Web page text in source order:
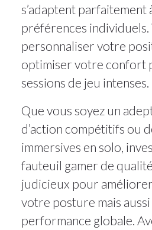
s’adaptent parfaitement
préférences individuels.
personnaliser votre
optimiser votre confort
sessions de jeu intenses.
Que vous soyez un
d’action compétitifs ou
immersives en solo,
fauteuil gamer de
judicieux pour
votre posture mais
performance globale.